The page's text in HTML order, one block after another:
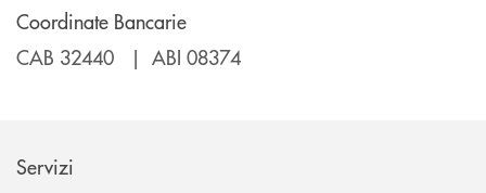
Coordinate Bancarie
CAB 32440 | ABI 08374
Servizi